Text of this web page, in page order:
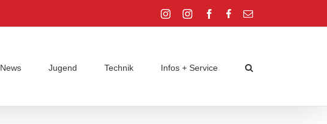
Instagram
Instagram Facebook
Facebook
E-
News Jugend Technik Infos + Service